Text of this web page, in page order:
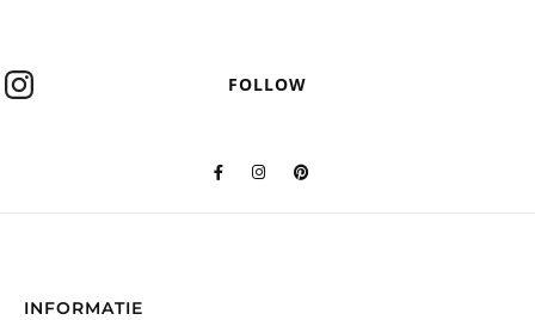
FOLLOW
INFORMATIE